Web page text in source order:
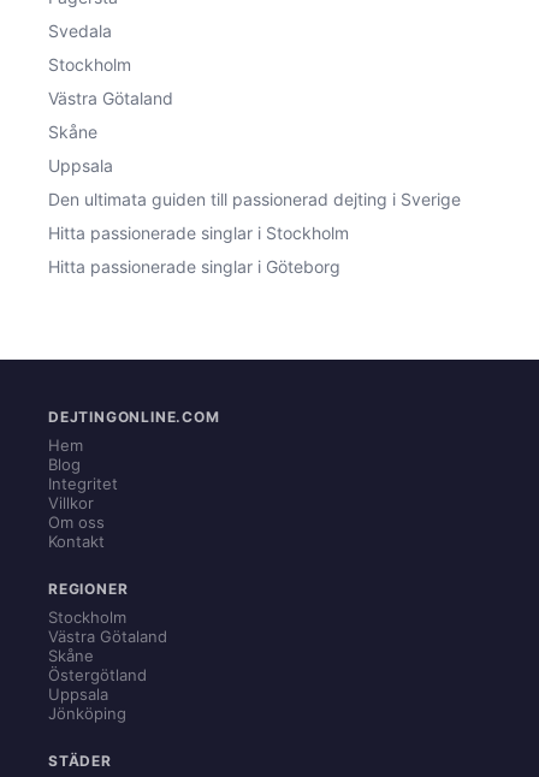
Svedala
Stockholm
Västra Götaland
Skåne
Uppsala
Den ultimata guiden till passionerad dejting i Sverige
Hitta passionerade singlar i Stockholm
Hitta passionerade singlar i Göteborg
DEJTINGONLINE.COM
Hem
Blog
Integritet
Villkor
Om oss
Kontakt
REGIONER
Stockholm
Västra Götaland
Skåne
Östergötland
Uppsala
Jönköping
STÄDER